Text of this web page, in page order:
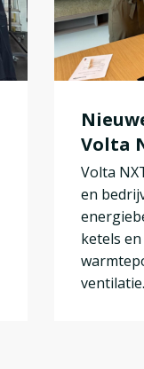
Volta
Volta
en
ketels